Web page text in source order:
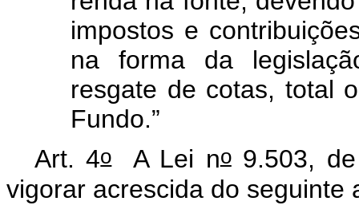
impostos e
na forma da
resgate de cotas, total
Fundo.”
Art. 4oA Lei no9.503, de
vigorar acrescida do seguinte